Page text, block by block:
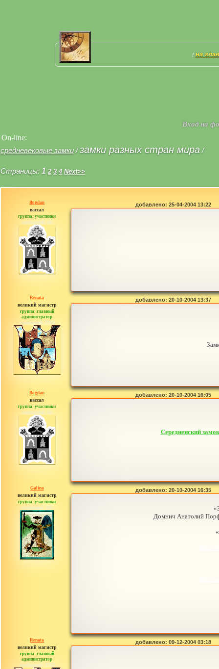
[ на
Вход на
On-line:
средневековые замки /замки разных стран мира /
Страницы: 1 2 3 4 Next>>
Bogdan
вассал
группа: участники
сообщений: 60
добавлено: 25-04-2004 13:22
Renata
великий магистр
группа: главный
администратор
сообщений: 2765
добавлено: 20-10-2004 13:37
Bogdan
вассал
группа: участники
сообщений: 60
добавлено: 20-10-2004 16:05
Середненский
Galina
великий магистр
группа: участники
сообщений: 905
добавлено: 20-10-2004 16:35
Домнич Анатолий
Renata
великий магистр
группа: главный
администратор
сообщений: 2765
добавлено: 09-12-2004 03:18